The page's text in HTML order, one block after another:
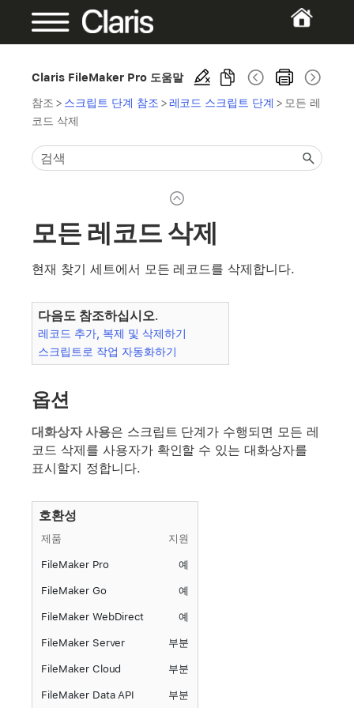
Claris FileMaker Pro 도움말
참조 > 스크립트 단계 참조 >레코드 스크립트 단계 > 모든 레
코드 삭제
모든 레코드 삭제
현재 찾기 세트에서 모든 레코드를 삭제합니다.
다음도 참조하십시오.
레코드 추가, 복제 및 삭제하기
스크립트로 작업 자동화하기
옵션
대화상자 사용은 스크립트 단계가 수행되면 모든 레
코드 삭제를 사용자가 확인할 수 있는 대화상자를
표시할지 정합니다.
호환성
제품 지원
FileMaker Pro 예
FileMaker Go 예
FileMaker WebDirect 예
FileMaker Server 부분
FileMaker Cloud 부분
FileMaker Data API 부분